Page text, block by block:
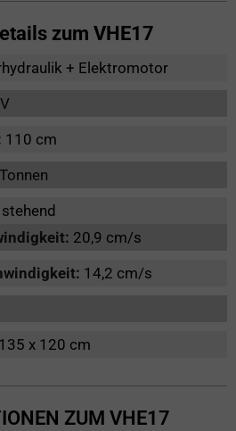
zum VHE17
+ Elektromotor
110 cm
stehend
20,9 cm/s
14,2 cm/s
x 120 cm
ZUM VHE17